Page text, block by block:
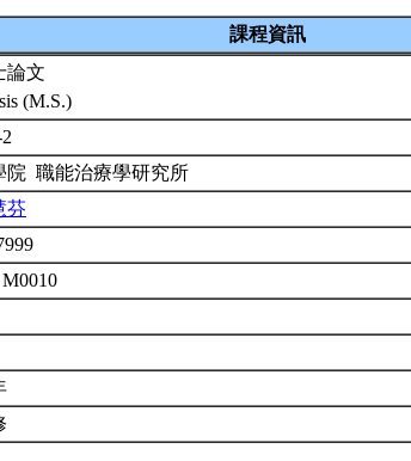
課程資訊
論文
(M.S.)
院 職能治療學研究所
芬